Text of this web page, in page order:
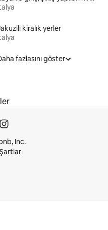
kiralık yerler
fazlasını göster
Inc.
Şartlar